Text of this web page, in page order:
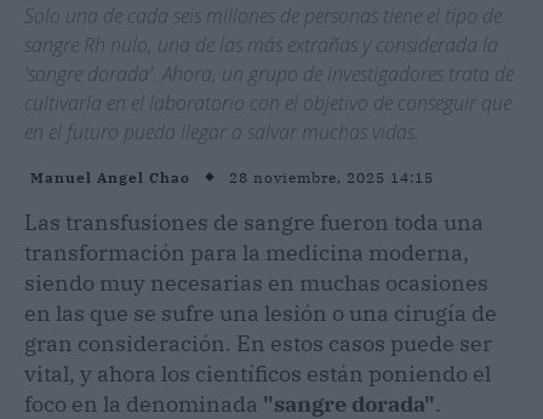
Solo una de cada seis millones de personas tiene el tipo de
sangre Rh nulo, una de las más extrañas y considerada la
'sangre dorada'. Ahora, un grupo de investigadores trata de
cultivarla en el laboratorio con el objetivo de conseguir que
en el futuro pueda llegar a salvar muchas vidas.
Manuel Angel Chao 28 noviembre, 2025 14:15
Las transfusiones de sangre fueron toda una
transformación para la medicina moderna,
siendo muy necesarias en muchas ocasiones
en las que se sufre una lesión o una cirugía de
gran consideración. En estos casos puede ser
vital, y ahora los científicos están poniendo el
foco en la denominada "sangre dorada".